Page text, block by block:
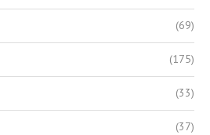
(69)
(175)
(33)
(37)